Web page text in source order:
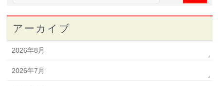
アーカイブ
2026年8月
2026年7月